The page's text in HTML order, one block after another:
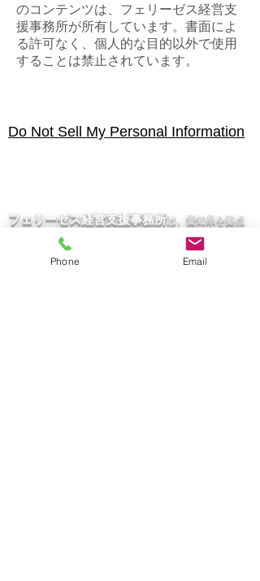
のコンテンツは、フェリーゼス経営支
援事務所が所有しています。書面によ
る許可なく、個人的な目的以外で使用
することは禁止されています。
Do Not Sell My Personal Information
フェリーゼス経営支援事務所は、愛知県を拠点
に活動し、頑張る中小企業経営者様を応援しています。
トヨタ式改善手法・ＶＲＳ経営メソッド により強い会
Phone Email